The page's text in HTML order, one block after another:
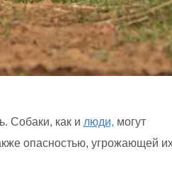
Собаки, как и люди, могут
опасностью, угрожающей